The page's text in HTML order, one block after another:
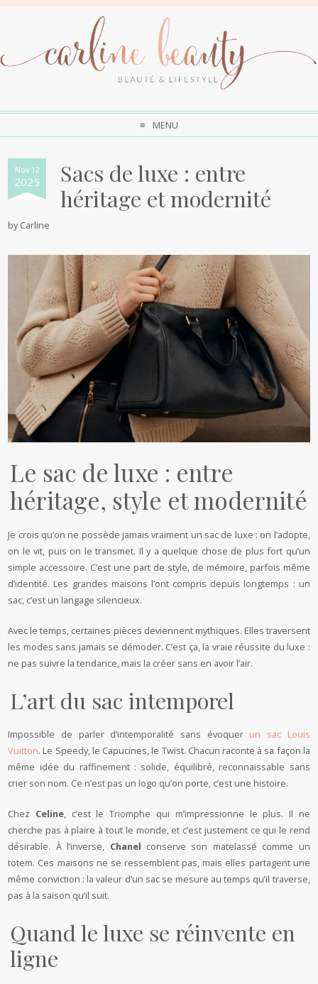
MENU
Nov 12
2025
Sacs de luxe : entre
héritage et modernité
byCarline
Le sac de luxe : entre
héritage, style et modernité
Je crois qu’on ne possède jamais vraiment un sac de luxe : on l’adopte,
on le vit, puis on le transmet. Il y a quelque chose de plus fort qu’un
simple accessoire. C’est une part de style, de mémoire, parfois même
d’identité. Les grandes maisons l’ont compris depuis longtemps : un
sac, c’est un langage silencieux.
Avec le temps, certaines pièces deviennent mythiques. Elles traversent
les modes sans jamais se démoder. C’est ça, la vraie réussite du luxe :
ne pas suivre la tendance, mais la créer sans en avoir l’air.
L’art du sac intemporel
Impossible de parler d’intemporalité sans évoquer un sac Louis
Vuitton. Le Speedy, le Capucines, le Twist. Chacun raconte à sa façon la
même idée du raffinement : solide, équilibré, reconnaissable sans
crier son nom. Ce n’est pas un logo qu’on porte, c’est une histoire.
Chez Celine, c’est le Triomphe qui m’impressionne le plus. Il ne
cherche pas à plaire à tout le monde, et c’est justement ce qui le rend
désirable. À l’inverse, Chanel conserve son matelassé comme un
totem. Ces maisons ne se ressemblent pas, mais elles partagent une
même conviction : la valeur d’un sac se mesure au temps qu’il traverse,
pas à la saison qu’il suit.
Quand le luxe se réinvente en
ligne